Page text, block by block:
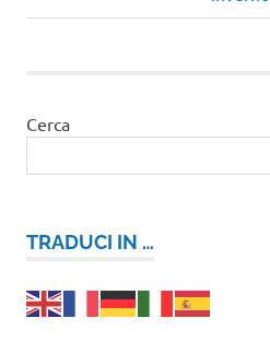
articoli
Cerca
TRADUCI IN …